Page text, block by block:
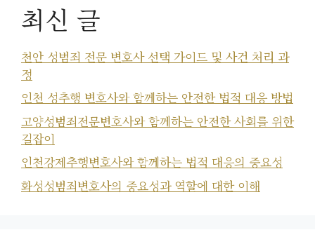
최신 글
천안 성범죄 전문 변호사 선택 가이드 및 사건 처리 과
정
인천 성추행 변호사와 함께하는 안전한 법적 대응 방법
고양성범죄전문변호사와 함께하는 안전한 사회를 위한
길잡이
인천강제추행변호사와 함께하는 법적 대응의 중요성
화성성범죄변호사의 중요성과 역할에 대한 이해